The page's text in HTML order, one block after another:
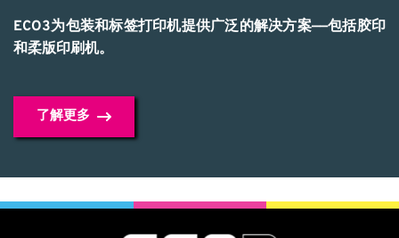
ECO3为包装和标签打印机提供广泛的解决方案——包括胶印
和柔版印刷机。
了解更多